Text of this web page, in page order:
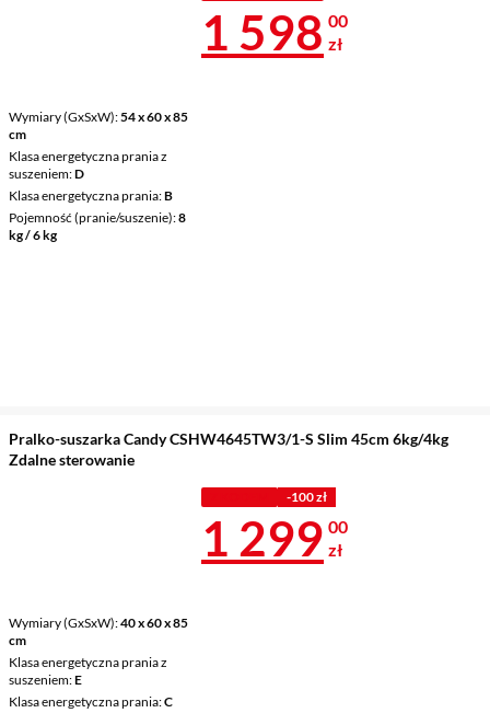
Wymiary (GxSxW) 54 x 60 x 85
cm
Klasa energetyczna prania z
suszeniem D
Klasa energetyczna prania B
Pojemność (pranie/suszenie) 8
kg / 6 kg
Cena 1 598 zł
1 598 00
zł
Pralko-suszarka Candy CSHW4645TW3/1-S Slim 45cm 6kg/4kg
Zdalne sterowanie
Wymiary (GxSxW) 40 x 60 x 85
cm
Klasa energetyczna prania z
suszeniem E
Klasa energetyczna prania C
-100 zł
Cena 1 299 zł
1 299 00
zł